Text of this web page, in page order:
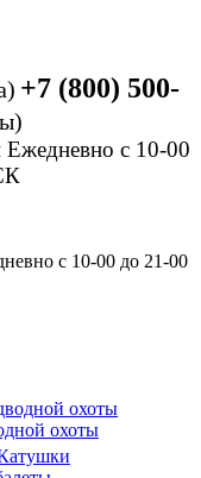
+7 (800) 500-
Ежедневно с 10-00
с 10-00 до 21-00
охоты